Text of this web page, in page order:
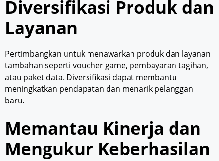
Diversifikasi Produk dan
Layanan
Pertimbangkan untuk menawarkan produk dan layanan
tambahan seperti voucher game, pembayaran tagihan,
atau paket data. Diversifikasi dapat membantu
meningkatkan pendapatan dan menarik pelanggan
baru.
Memantau Kinerja dan
Mengukur Keberhasilan